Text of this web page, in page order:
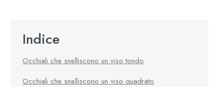
Indice
Occhiali che snelliscono un viso tondo
Occhiali che snelliscono un viso quadrato